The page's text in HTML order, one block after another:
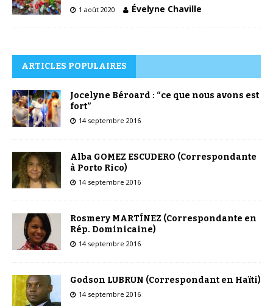
1 août 2020 Évelyne Chaville
ARTICLES POPULAIRES
Jocelyne Béroard : “ce que nous avons est
fort”
14 septembre 2016
Alba GOMEZ ESCUDERO (Correspondante
à Porto Rico)
14 septembre 2016
Rosmery MARTÍNEZ (Correspondante en
Rép. Dominicaine)
14 septembre 2016
Godson LUBRUN (Correspondant en Haïti)
14 septembre 2016